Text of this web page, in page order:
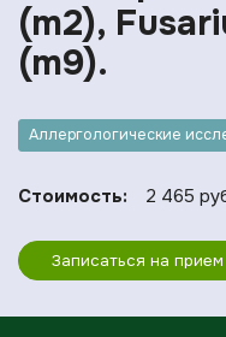
(m2),
(m9).
Аллергологические
Стоимость: 2 465
Записаться на прием